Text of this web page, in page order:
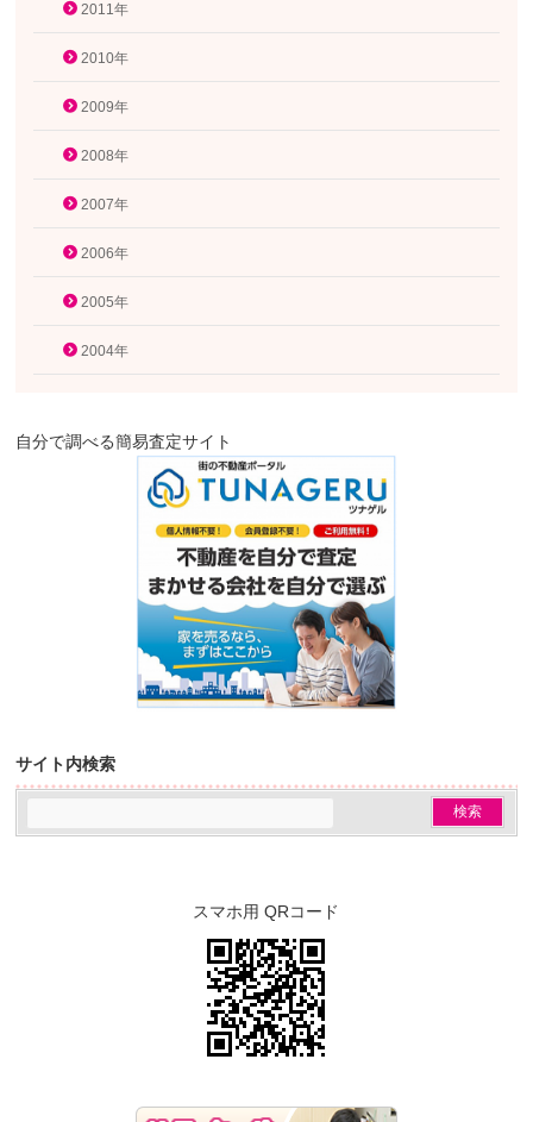
2011年
2010年
2009年
2008年
2007年
2006年
2005年
2004年
自分で調べる簡易査定サイト
サイト内検索
スマホ用 QRコード